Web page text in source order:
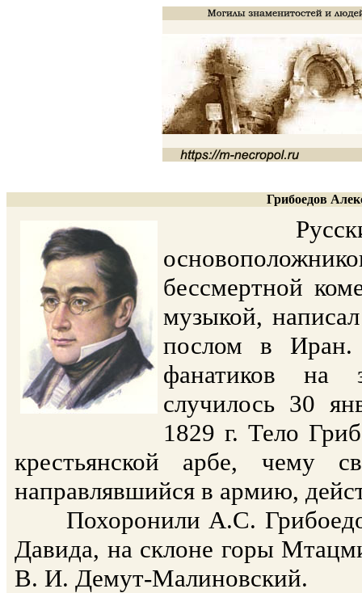
Грибоедов
Русский
бессмертной
музыкой,
послом в Иран.
фанатиков на
случилось 30
1829 г. Тело
крестьянской арбе, чему
направлявшийся в армию,
Похоронили А.С.
Давида, на склоне горы
В. И. Демут-Малиновский.